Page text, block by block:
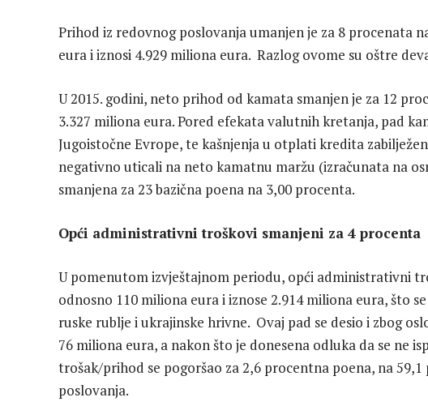
Prihod iz redovnog poslovanja umanjen je za 8 procenata
eura i iznosi 4.929 miliona eura. Razlog ovome su oštre
U 2015. godini, neto prihod od kamata smanjen je za 12
3.327 miliona eura. Pored efekata valutnih kretanja, pad
Jugoistočne Evrope, te kašnjenja u otplati kredita
negativno uticali na neto kamatnu maržu (izračunata na
smanjena za 23 bazična poena na 3,00 procenta.
Opći administrativni troškovi smanjeni za 4 procenta
U pomenutom izvještajnom periodu, opći administrativni
odnosno 110 miliona eura i iznose 2.914 miliona eura, što
ruske rublje i ukrajinske hrivne. Ovaj pad se desio i zbog
76 miliona eura, a nakon što je donesena odluka da se ne
trošak/prihod se pogoršao za 2,6 procentna poena, na
poslovanja.